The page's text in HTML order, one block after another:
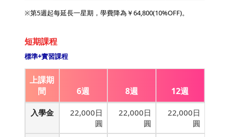
※第5週起每延長一星期，學費降為 ￥64,800(10%OFF)。
短期課程
標準+實習課程
上課期
間
6週 8週 12週
入學金
22,000日
圓
22,000日
圓
22,000日
圓